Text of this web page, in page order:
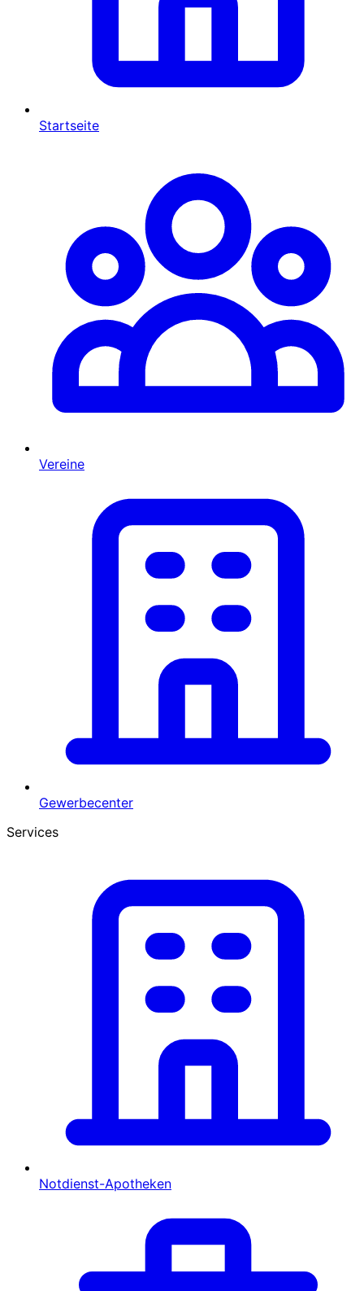
Startseite
Vereine
Gewerbecenter
Services
Notdienst-Apotheken